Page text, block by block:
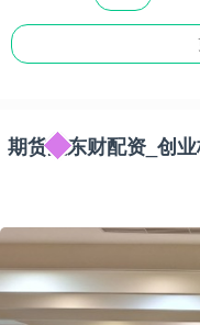
期货鑫东财配资_创